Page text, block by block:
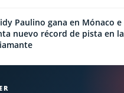
Paulino gana en Mónaco e
nuevo récord de pista en la